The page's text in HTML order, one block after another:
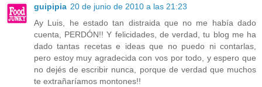
guipipia 20 de junio de 2010 a las 21:23
Ay Luis, he estado tan distraida que no me había dado
cuenta, PERDÓN!! Y felicidades, de verdad, tu blog me ha
dado tantas recetas e ideas que no puedo ni contarlas,
pero estoy muy agradecida con vos por todo, y espero que
no dejés de escribir nunca, porque de verdad que muchos
te extrañaríamos montones!!